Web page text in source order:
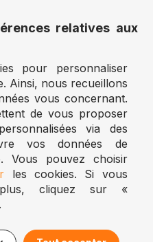
/ détaillants
magasin ?
nos prix revendeurs ?
2025
relatives aux
pour personnaliser
Ainsi, nous recueillons
vous concernant.
de vous proposer
via des
vos données de
Vous pouvez choisir
les cookies. Si vous
cliquez sur «